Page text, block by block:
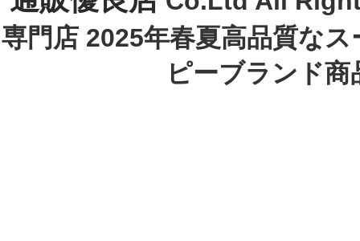
専門店 2025年春夏高品質な
ピーブランド